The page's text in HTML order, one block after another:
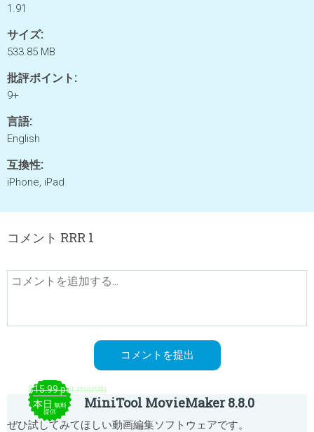
1.91
サイズ:
533.85 MB
批評ポイント:
9+
言語:
English
互換性:
iPhone, iPad
コメント RRR 1
$15.99 per month
本日 無料
提供
MiniTool MovieMaker 8.8.0
ぜひ試してみてほしい動画編集ソフトウェアです。